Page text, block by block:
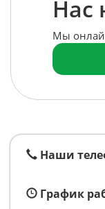
Нас
Мы
Наши
График